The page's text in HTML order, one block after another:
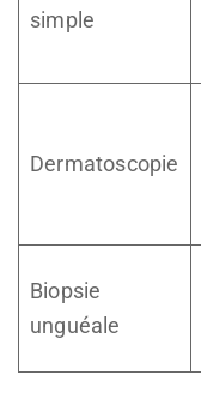
simple
Dermatoscopie
Biopsie
unguéale